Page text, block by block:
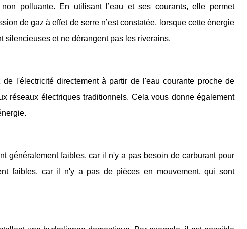
polluante. En utilisant l’eau et ses courants, elle permet
de gaz à effet de serre n’est constatée, lorsque cette énergie
silencieuses et ne dérangent pas les riverains.
l'électricité directement à partir de l'eau courante proche de
réseaux électriques traditionnels. Cela vous donne également
généralement faibles, car il n'y a pas besoin de carburant pour
faibles, car il n'y a pas de pièces en mouvement, qui sont